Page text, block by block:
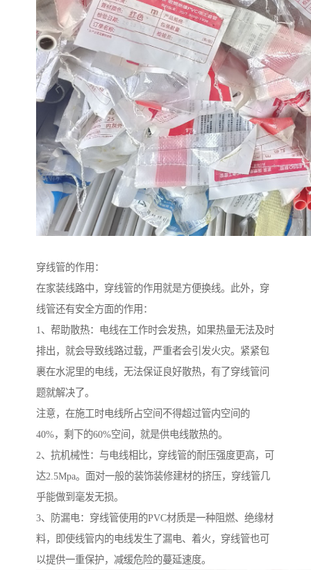
穿线管的作用：
在家装线路中，穿线管的作用就是方便换线。此外，穿
线管还有安全方面的作用：
1、帮助散热：电线在工作时会发热，如果热量无法及时
排出，就会导致线路过载，严重者会引发火灾。紧紧包
裹在水泥里的电线，无法保证良好散热，有了穿线管问
题就解决了。
注意，在施工时电线所占空间不得超过管内空间的
40%，剩下的60%空间，就是供电线散热的。
2、抗机械性：与电线相比，穿线管的耐压强度更高，可
达2.5Mpa。面对一般的装饰装修建材的挤压，穿线管几
乎能做到毫发无损。
3、防漏电：穿线管使用的PVC材质是一种阻燃、绝缘材
料，即使线管内的电线发生了漏电、着火，穿线管也可
以提供一重保护，减缓危险的蔓延速度。